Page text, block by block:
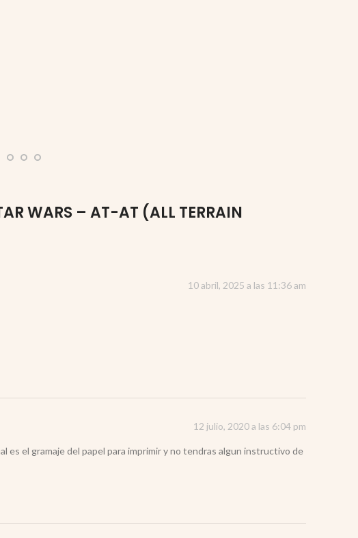
WARS – AT-AT (ALL TERRAIN
10 abril, 2025 a las 11:36 am
12 julio, 2020 a las 6:04 pm
es el gramaje del papel para imprimir y no tendras algun instructivo de